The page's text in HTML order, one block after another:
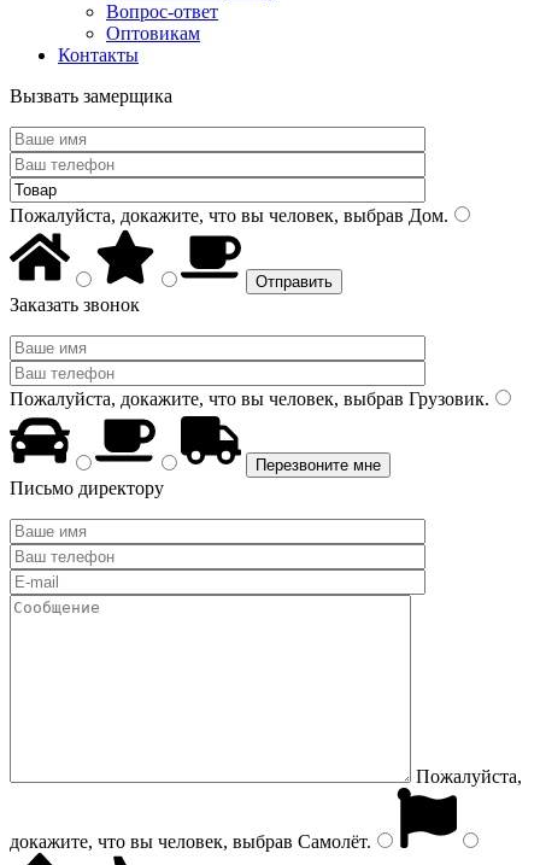
Вопрос-ответ
Оптовикам
Контакты
Вызвать замерщика
Пожалуйста, докажите, что вы человек, выбрав Дом.
Заказать звонок
Пожалуйста, докажите, что вы человек, выбрав Грузовик.
Письмо директору
Пожалуйста,
докажите, что вы человек, выбрав Самолёт.